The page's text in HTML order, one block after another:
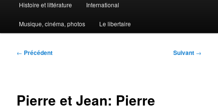
Histoire et littérature International
Musique, cinéma, photos Le libertaire
Navigation
← Précédent Suivant →
Pierre et Jean: Pierre